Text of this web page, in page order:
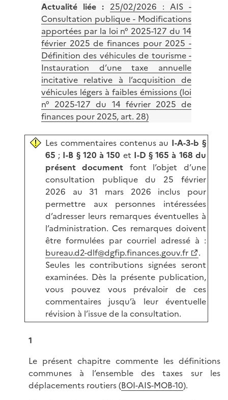
Actualité liée : 25/02/2026 : AIS -
Consultation publique - Modifications
apportées par la loi n° 2025-127 du 14
février 2025 de finances pour 2025 -
Définition des véhicules de tourisme -
Instauration d’une taxe annuelle
incitative relative à l’acquisition de
véhicules légers à faibles émissions (loi
n° 2025-127 du 14 février 2025 de
finances pour 2025, art. 28)
Les commentaires contenus au I-A-3-b §
65 ; I-B § 120 à 150 et I-D § 165 à 168 du
présent document font l’objet d’une
consultation publique du 25 février
2026 au 31 mars 2026 inclus pour
permettre aux personnes intéressées
d’adresser leurs remarques éventuelles à
l’administration. Ces remarques doivent
être formulées par courriel adressé à :
bureau.d2-dlf@dgfip.finances.gouv.fr
.
Seules les contributions signées seront
examinées. Dès la présente publication,
vous pouvez vous prévaloir de ces
commentaires jusqu’à leur éventuelle
révision à l’issue de la consultation.
1
Le présent chapitre commente les définitions
communes à l’ensemble des taxes sur les
déplacements routiers (BOI-AIS-MOB-10).